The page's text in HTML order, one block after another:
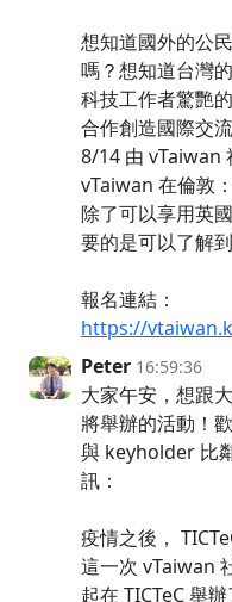
想知道國外的公
嗎？想知道台灣
科技工作者驚艷
合作創造國際交
8/14 由 vTaiwan
vTaiwan 在倫敦
除了可以享用英
要的是可以了解
報名連結：
https://
Peter 16:59:36
大家午安，想跟
將舉辦的活動！
與 keyholder 比
訊：
疫情之後，
這一次 vTaiwan
起在 TICTeC 舉